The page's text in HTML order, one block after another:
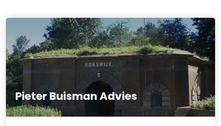
Pieter Buisman Advies